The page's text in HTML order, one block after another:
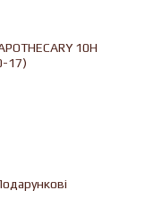
10H
17)